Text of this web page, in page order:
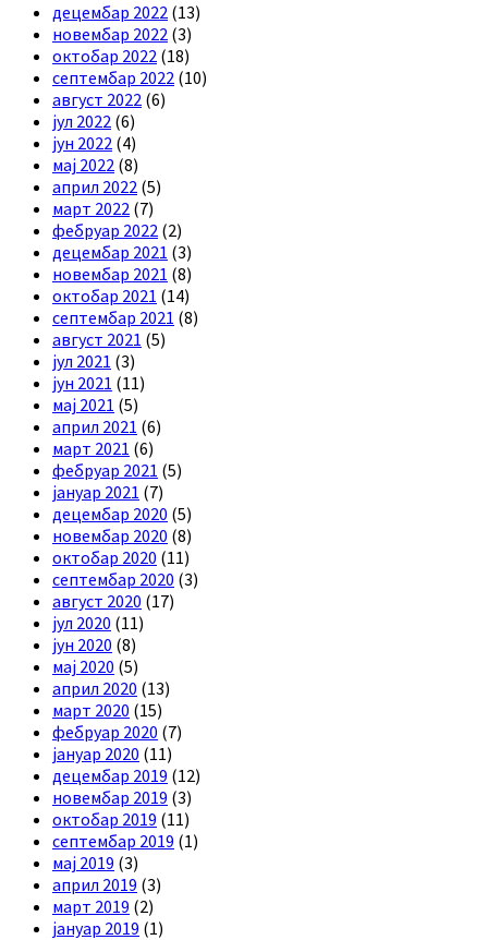
децембар 2022 (13)
новембар 2022 (3)
октобар 2022 (18)
септембар 2022 (10)
август 2022 (6)
јул 2022 (6)
јун 2022 (4)
мај 2022 (8)
април 2022 (5)
март 2022 (7)
фебруар 2022 (2)
децембар 2021 (3)
новембар 2021 (8)
октобар 2021 (14)
септембар 2021 (8)
август 2021 (5)
јул 2021 (3)
јун 2021 (11)
мај 2021 (5)
април 2021 (6)
март 2021 (6)
фебруар 2021 (5)
јануар 2021 (7)
децембар 2020 (5)
новембар 2020 (8)
октобар 2020 (11)
септембар 2020 (3)
август 2020 (17)
јул 2020 (11)
јун 2020 (8)
мај 2020 (5)
април 2020 (13)
март 2020 (15)
фебруар 2020 (7)
јануар 2020 (11)
децембар 2019 (12)
новембар 2019 (3)
октобар 2019 (11)
септембар 2019 (1)
мај 2019 (3)
април 2019 (3)
март 2019 (2)
јануар 2019 (1)